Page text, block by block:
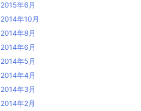
2015年6月
2014年10月
2014年8月
2014年6月
2014年5月
2014年4月
2014年3月
2014年2月